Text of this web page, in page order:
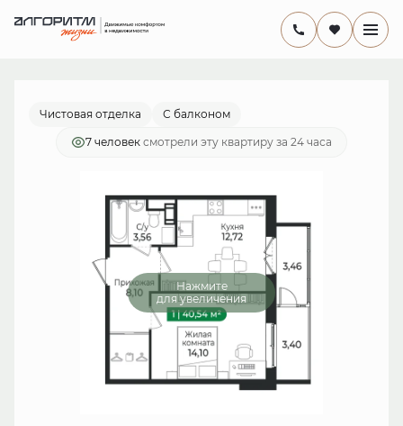
1-комнатная
8 148 540 руб.
от 23 708 руб./мес.
Чистовая отделка С балконом
7 человек смотрели эту квартиру за 24 часа
Нажмите
для увеличения